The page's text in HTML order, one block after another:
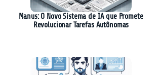
Manus: O Novo Sistema de IA que Promete
Revolucionar Tarefas Autônomas